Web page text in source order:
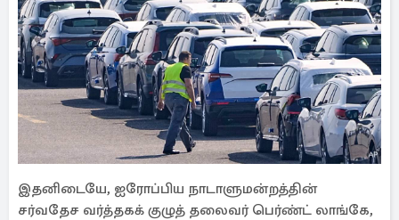
இதனிடையே, ஐரோப்பிய நாடாளுமன்றத்தின்
சர்வதேச வர்த்தகக் குழுத் தலைவர் பெர்ண்ட் லாங்கே,